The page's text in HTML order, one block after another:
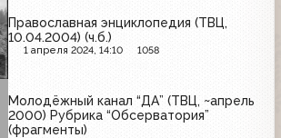
Православная энциклопедия (ТВЦ,
10.04.2004) (ч.б.)
1 апреля 2024, 14:10 1058
Молодёжный канал “ДА” (ТВЦ, ~апрель
2000) Рубрика “Обсерватория”
(фрагменты)